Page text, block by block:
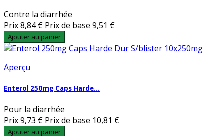
Contre la diarrhée
Prix8,84 € Prix de base 9,51 €
Ajouter au panier
Aperçu
Enterol 250mg Caps Harde...
Pour la diarrhée
Prix9,73 € Prix de base 10,81 €
Ajouter au panier